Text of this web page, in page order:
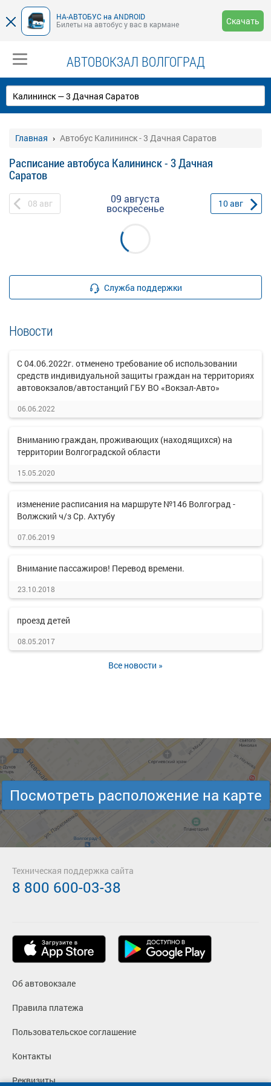
НА-АВТОБУС на ANDROID
Билеты на автобус у вас в кармане
Скачать
АВТОВОКЗАЛ ВОЛГОГРАД
Главная Автобус Калининск - 3 Дачная Саратов
Расписание автобуса Калининск - 3 Дачная
Саратов
08 авг 09 августа
воскресенье 10авг
Служба поддержки
Новости
С 04.06.2022г. отменено требование об использовании
средств индивидуальной защиты граждан на территориях
автовокзалов/автостанций ГБУ ВО «Вокзал-Авто»
06.06.2022
Вниманию граждан, проживающих (находящихся) на
территории Волгоградской области
15.05.2020
изменение расписания на маршруте №146 Волгоград -
Волжский ч/з Ср. Ахтубу
07.06.2019
Внимание пассажиров! Перевод времени.
23.10.2018
проезд детей
08.05.2017
Все новости »
Посмотреть расположение на карте
Об автовокзале
Правила платежа
Пользовательское соглашение
Контакты
Реквизиты
Техническая поддержка сайта
8 800 600-03-38